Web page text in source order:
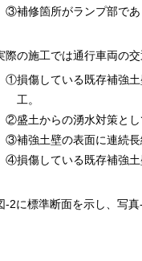
③補修箇所がランプ部であ
際の施工では通行車両の
①損傷している既存補強
工。
②盛土からの湧水対策とし
③補強土壁の表面に連続長
④損傷している既存補強土
-2に標準断面を示し、写真